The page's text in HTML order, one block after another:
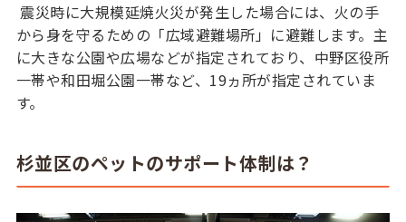
震災時に大規模延焼火災が発生した場合には、火の手
から身を守るための「広域避難場所」に避難します。主
に大きな公園や広場などが指定されており、中野区役所
一帯や和田堀公園一帯など、19ヵ所が指定されていま
す。
杉並区のペットのサポート体制は？